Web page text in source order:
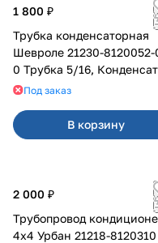
1 800 ₽
Трубка конденсаторная
Шевроле 21230-8120052-00-
0 Трубка 5/16,
Ресивер в сборе
Под заказ
В корзину
2 000 ₽
Трубопровод
4x4 Урбан 21218-8120310